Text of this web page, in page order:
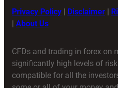
Privacy Policy | Disclaimer |
| About Us
CFDs and trading in forex on
significantly high levels of
compatible for all the